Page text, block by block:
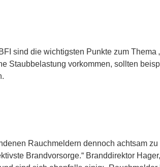
sind die wichtigsten Punkte zum Thema
Staubbelastung vorkommen, sollten
Rauchmeldern dennoch achtsam
Brandvorsorge.“ Branddirektor